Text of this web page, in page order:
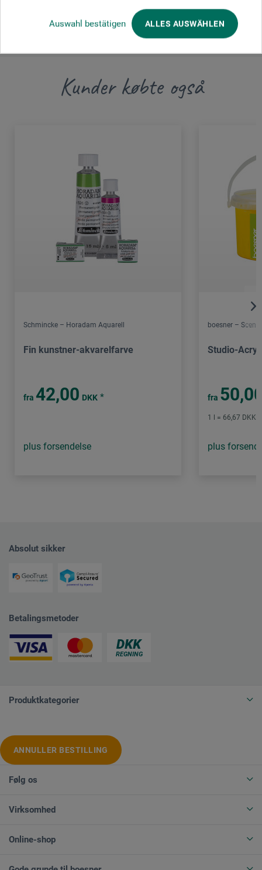
Auswahl bestätigen ALLES AUSWÄHLEN
Kunder købte også
Schmincke – Horadam Aquarell
Fin kunstner-akvarelfarve
fra 42,00 DKK *
plus forsendelse
boesner – Scene
Studio-
fra
1 l = 66,67 DKK
plus
Absolut sikker
Betalingsmetoder
Produktkategorier
ANNULLER BESTILLING
Følg os
Virksomhed
Online-shop